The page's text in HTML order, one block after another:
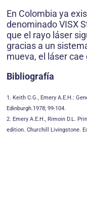
En Colombia ya
denominado VISX
que el rayo láser
gracias a un
mueva, el láser
Bibliografía
1. Keith C.G., Emery A.E.H.:
Edinburgh.1978; 99-104.
2. Emery A.E.H., Rimoin D.L.
edition. Churchill Livingstone.